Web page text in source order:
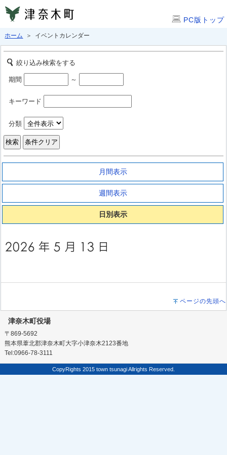
PC版トップ
ホーム ＞ イベントカレンダー
絞り込み検索をする
期間 ～
キーワード
分類
月間表示
週間表示
日別表示
ページの先頭へ
津奈木町役場
〒869-5692
熊本県葦北郡津奈木町大字小津奈木2123番地
Tel:0966-78-3111
CopyRights 2015 town tsunagi Allrights Reserved.